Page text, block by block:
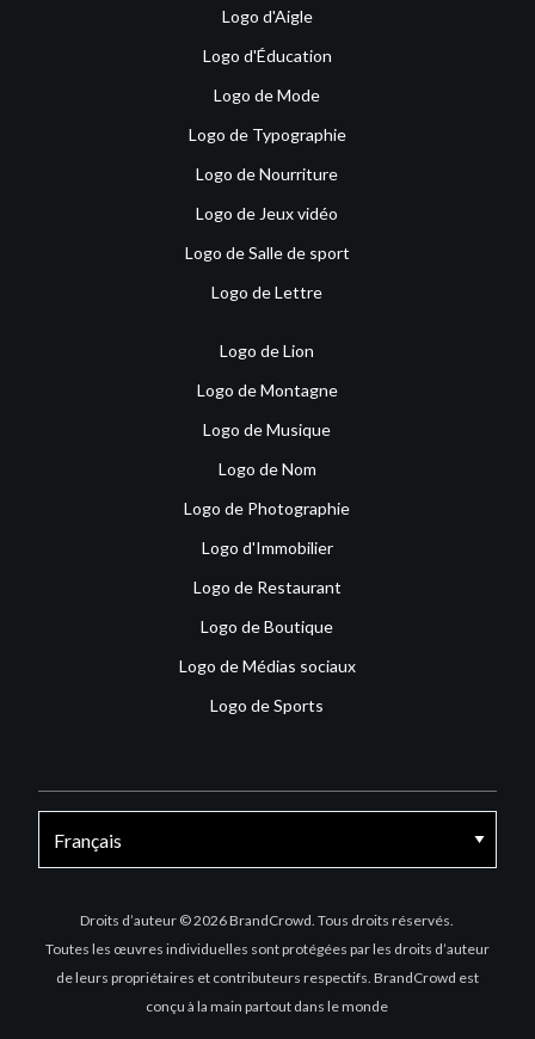
Logo d'Aigle
Logo d'Éducation
Logo de Mode
Logo de Typographie
Logo de Nourriture
Logo de Jeux vidéo
Logo de Salle de sport
Logo de Lettre
Logo de Lion
Logo de Montagne
Logo de Musique
Logo de Nom
Logo de Photographie
Logo d'Immobilier
Logo de Restaurant
Logo de Boutique
Logo de Médias sociaux
Logo de Sports
Droits d’auteur © 2026 BrandCrowd. Tous droits réservés.
Toutes les œuvres individuelles sont protégées par les droits d’auteur
de leurs propriétaires et contributeurs respectifs. BrandCrowd est
conçu à la main partout dans le monde